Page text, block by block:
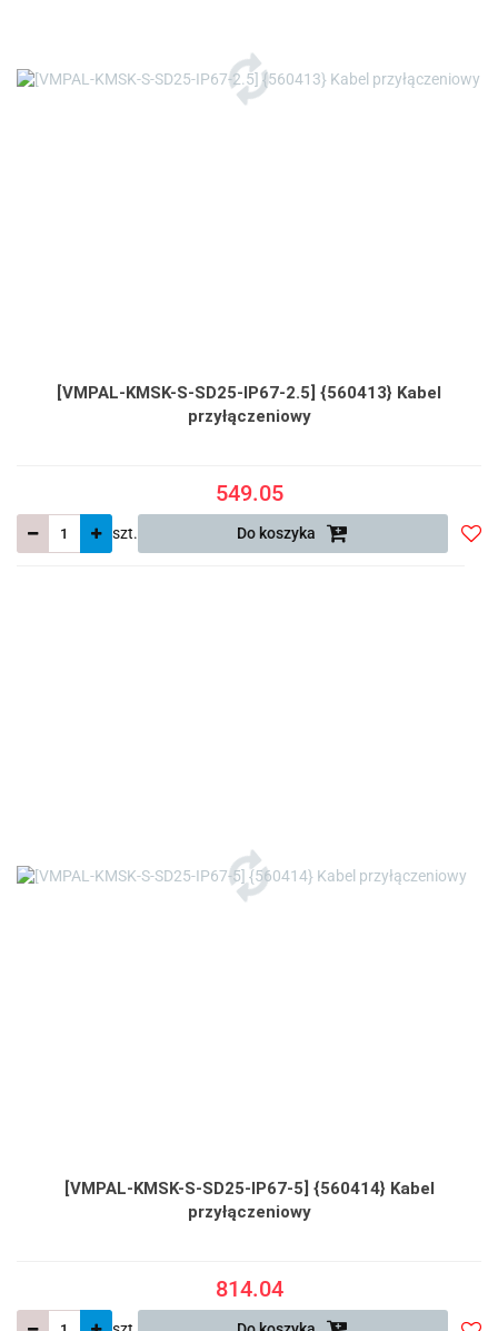
[VMPAL-KMSK-S-SD25-IP67-2.5] {560413} Kabel
przyłączeniowy
549.05
szt. Do koszyka
[VMPAL-KMSK-S-SD25-IP67-5] {560414} Kabel
przyłączeniowy
814.04